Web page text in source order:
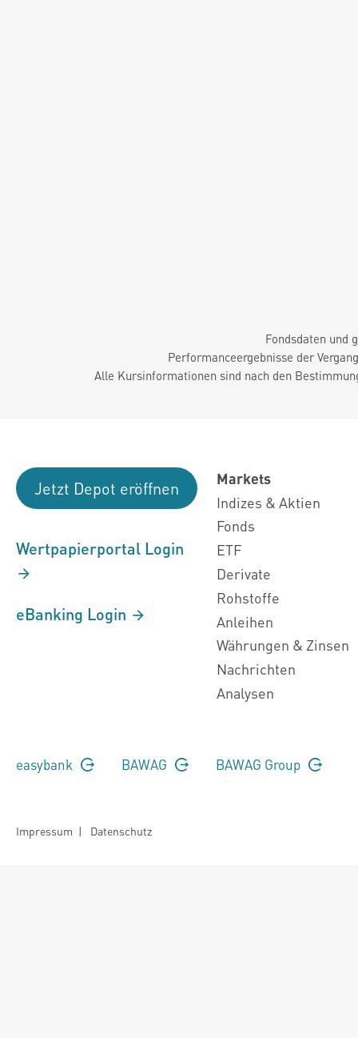
Fondsdaten und
Performanceergebnisse der
Alle Kursinformationen sind nach den
Jetzt Depot eröffnen
Wertpapierportal Login
eBanking Login
Markets
Indizes & Aktien
Fonds
ETF
Derivate
Rohstoffe
Anleihen
Währungen & Zinsen
Nachrichten
Analysen
easybank BAWAG BAWAG Group
Impressum | Datenschutz